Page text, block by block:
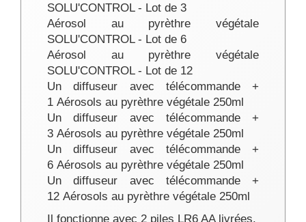
SOLU'CONTROL - Lot de 3
Aérosol au pyrèthre végétale
SOLU'CONTROL - Lot de 6
Aérosol au pyrèthre végétale
SOLU'CONTROL - Lot de 12
Un diffuseur avec télécommande +
1 Aérosols au pyrèthre végétale 250ml
Un diffuseur avec télécommande +
3 Aérosols au pyrèthre végétale 250ml
Un diffuseur avec télécommande +
6 Aérosols au pyrèthre végétale 250ml
Un diffuseur avec télécommande +
12 Aérosols au pyrèthre végétale 250ml
Il fonctionne avec 2 piles LR6 AA livrées.